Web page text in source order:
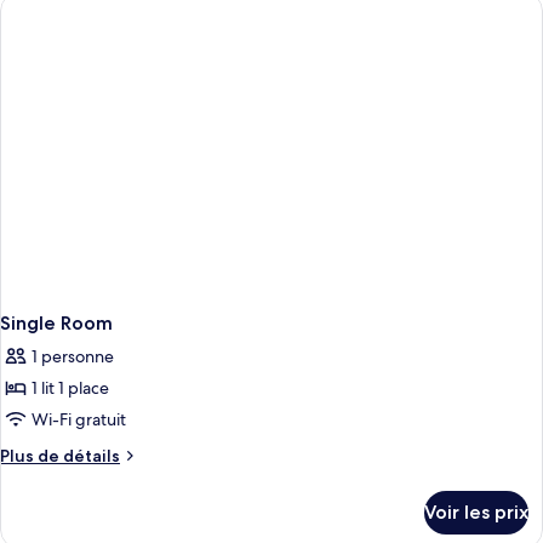
de
Single Room
1 personne
1 lit 1 place
Wi-Fi gratuit
Plus de détails
Plus
Voir les prix